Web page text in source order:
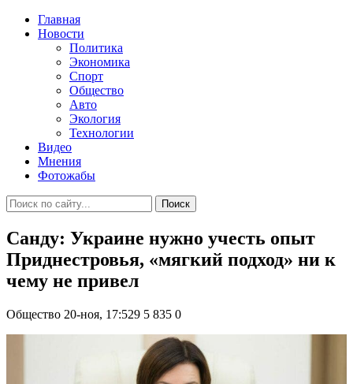
Главная
Новости
Политика
Экономика
Спорт
Общество
Авто
Экология
Технологии
Видео
Мнения
Фотожабы
Поиск
Санду: Украине нужно учесть опыт
Приднестровья, «мягкий подход» ни к
чему не привел
Общество 20-ноя, 17:529 5 835 0